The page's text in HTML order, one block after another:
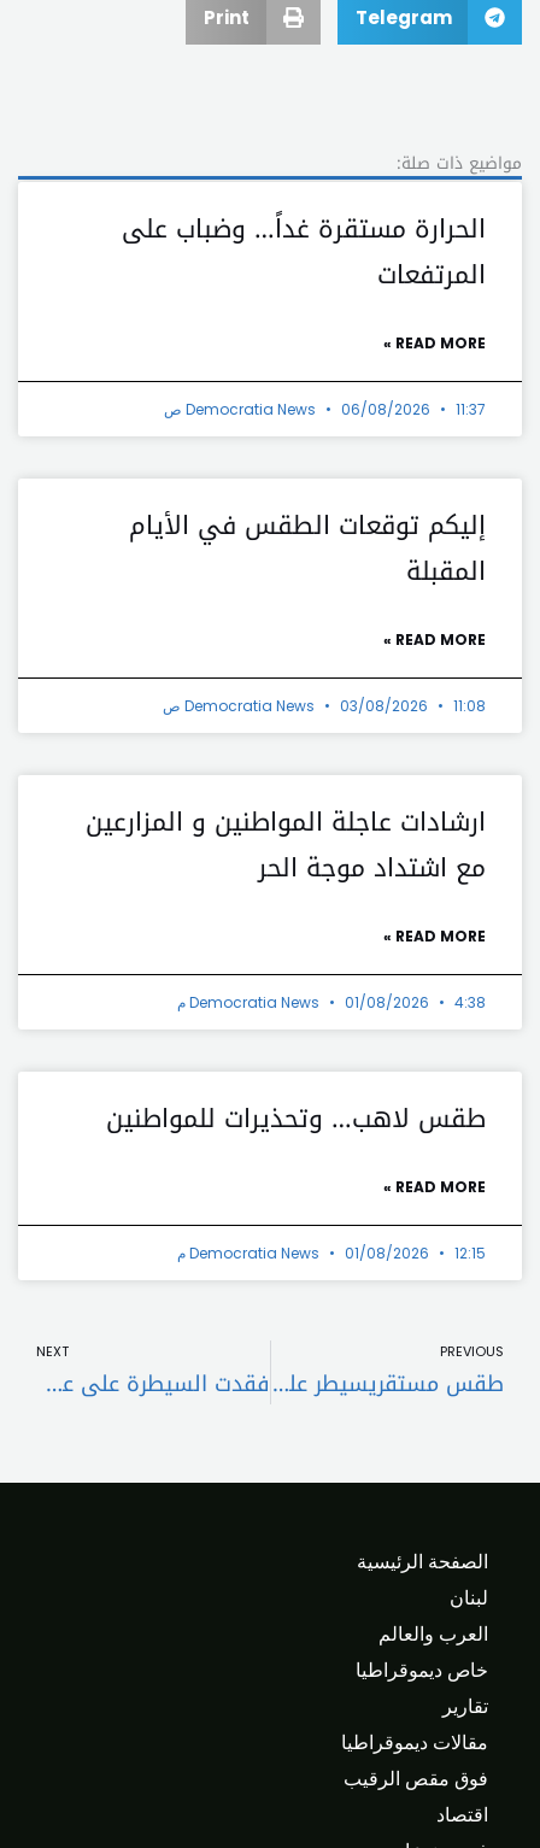
Telegram
Print
مواضيع ذات صلة:
الحرارة مستقرة غداً… وضباب على
المرتفعات
READ MORE »
Democratia News 06/08/2026 11:37 ص
إليكم توقعات الطقس في الأيام
المقبلة
READ MORE »
Democratia News 03/08/2026 11:08 ص
ارشادات عاجلة المواطنين و المزارعين
مع اشتداد موجة الحر
READ MORE »
Democratia News 01/08/2026 4:38 م
طقس لاهب… وتحذيرات للمواطنين
READ MORE »
Democratia News 01/08/2026 12:15 م
PREVIOUS
طقس مستقريسيطر على لبنان والحوض الشرقي للمتوسط حتى بعد ظهر الخميس
NEXT
فقدت السيطرة على عضلاتها… تدهور الحالة الصحية لسيلين ديون
الصفحة الرئيسية
لبنان
العرب والعالم
خاص ديموقراطيا
تقارير
مقالات ديموقراطيا
فوق مقص الرقيب
اقتصاد